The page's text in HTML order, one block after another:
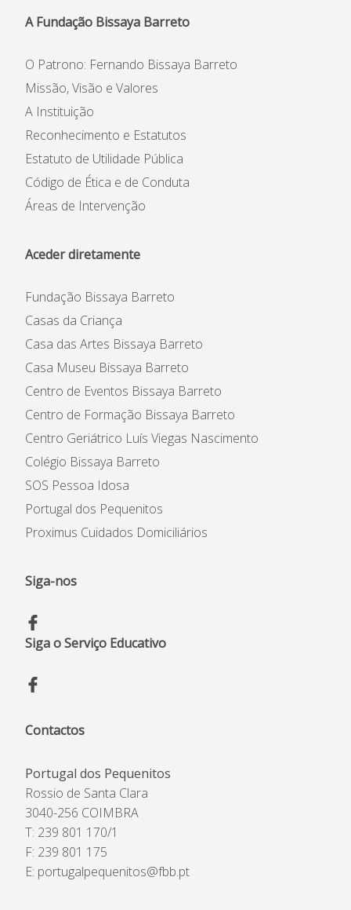
A Fundação Bissaya Barreto
O Patrono: Fernando Bissaya Barreto
Missão, Visão e Valores
A Instituição
Reconhecimento e Estatutos
Estatuto de Utilidade Pública
Código de Ética e de Conduta
Áreas de Intervenção
Aceder diretamente
Fundação Bissaya Barreto
Casas da Criança
Casa das Artes Bissaya Barreto
Casa Museu Bissaya Barreto
Centro de Eventos Bissaya Barreto
Centro de Formação Bissaya Barreto
Centro Geriátrico Luís Viegas Nascimento
Colégio Bissaya Barreto
SOS Pessoa Idosa
Portugal dos Pequenitos
Proximus Cuidados Domiciliários
Siga-nos
Siga o Serviço Educativo
Contactos
Portugal dos Pequenitos
Rossio de Santa Clara
3040-256 COIMBRA
T: 239 801 170/1
F: 239 801 175
E: portugalpequenitos@fbb.pt